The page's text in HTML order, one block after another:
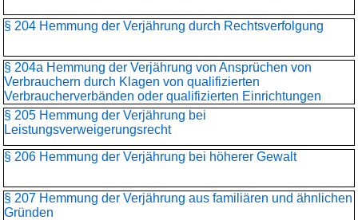
§ 204 Hemmung der Verjährung durch Rechtsverfolgung
§ 204a Hemmung der Verjährung von Ansprüchen von
Verbrauchern durch Klagen von qualifizierten
Verbraucherverbänden oder qualifizierten Einrichtungen
§ 205 Hemmung der Verjährung bei
Leistungsverweigerungsrecht
§ 206 Hemmung der Verjährung bei höherer Gewalt
§ 207 Hemmung der Verjährung aus familiären und ähnlichen
Gründen